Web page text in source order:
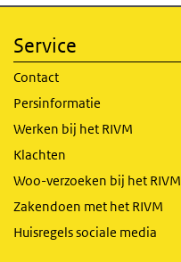
Service
Contact
Persinformatie
Werken bij het RIVM
Klachten
Woo-verzoeken bij het RIVM
Zakendoen met het RIVM
Huisregels sociale media